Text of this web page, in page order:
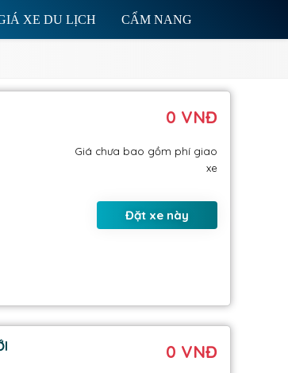
XE DU LỊCH CẨM NANG
0 VNĐ
Giá chưa bao gồm phí giao
xe
Đặt xe này
0 VNĐ